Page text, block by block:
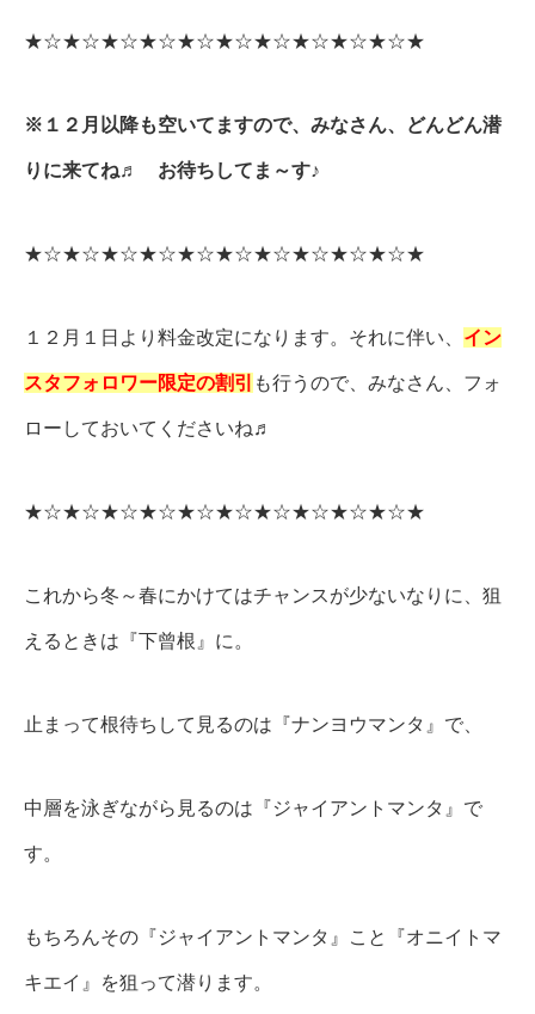
★☆★☆★☆★☆★☆★☆★☆★☆★☆★☆★
※１２月以降も空いてますので、みなさん、どんどん潜
りに来てね♬ お待ちしてま～す♪
★☆★☆★☆★☆★☆★☆★☆★☆★☆★☆★
１２月１日より料金改定になります。それに伴い、 イン
スタフォロワー限定の割引 も行うので、みなさん、フォ
ローしておいてくださいね♬
★☆★☆★☆★☆★☆★☆★☆★☆★☆★☆★
これから冬～春にかけてはチャンスが少ないなりに、狙
えるときは『下曾根』に。
止まって根待ちして見るのは『ナンヨウマンタ』で、
中層を泳ぎながら見るのは『ジャイアントマンタ』で
す。
もちろんその『ジャイアントマンタ』こと『オニイトマ
キエイ』を狙って潜ります。